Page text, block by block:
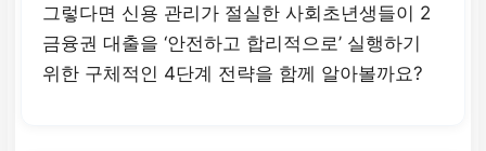
그렇다면 신용 관리가 절실한 사회초년생들이 2
금융권 대출을 ‘안전하고 합리적으로’ 실행하기
위한 구체적인 4단계 전략을 함께 알아볼까요?